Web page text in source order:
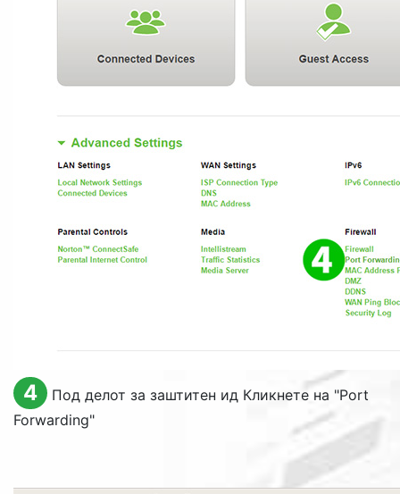
4 Под делот за заштитен ид Кликнете на "Port
Forwarding"